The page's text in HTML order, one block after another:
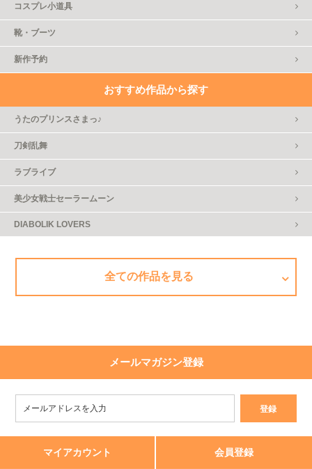
コスプレ小道具
靴・ブーツ
新作予約
おすすめ作品から探す
うたのプリンスさまっ♪
刀剣乱舞
ラブライブ
美少女戦士セーラームーン
DIABOLIK LOVERS
全ての作品を見る
メールマガジン登録
マイアカウント 会員登録